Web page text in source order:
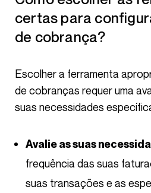
certas para
de cobrança?
Escolher a ferramenta apropriada para a gestão
de cobranças requer uma
suas necessidades
Avalie as suas
frequência das suas
suas transações e as